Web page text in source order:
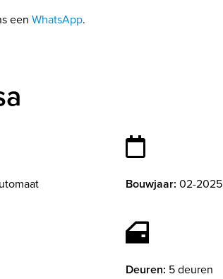
een WhatsApp.
Bouwjaar: 02-2025
Deuren: 5 deuren